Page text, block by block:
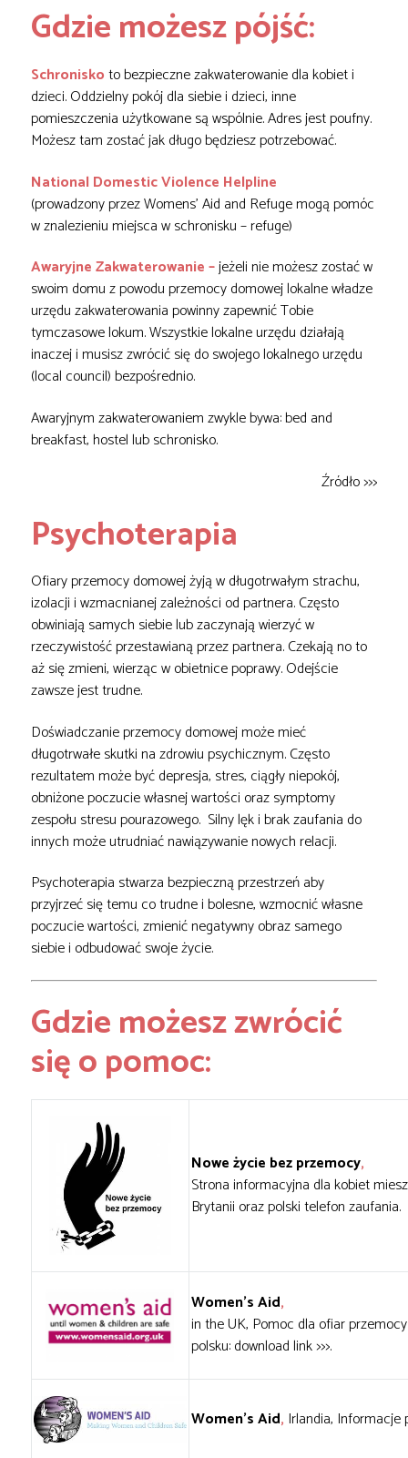
Gdzie możesz pójść:
Schroniskoto bezpieczne zakwaterowanie dla kobiet i
dzieci. Oddzielny pokój dla siebie i dzieci, inne
pomieszczenia użytkowane są wspólnie. Adres jest poufny.
Możesz tam zostać jak długo będziesz potrzebować.
National Domestic Violence Helpline
(prowadzony przez Womens’ Aid and Refuge mogą pomóc
w znalezieniu miejsca w schronisku – refuge)
Awaryjne Zakwaterowanie –jeżeli nie możesz zostać w
swoim domu z powodu przemocy domowej lokalne władze
urzędu zakwaterowania powinny zapewnić Tobie
tymczasowe lokum. Wszystkie lokalne urzędu działają
inaczej i musisz zwrócić się do swojego lokalnego urzędu
(local council) bezpośrednio.
Awaryjnym zakwaterowaniem zwykle bywa: bed and
breakfast, hostel lub schronisko.
Źródło >>>
Psychoterapia
Ofiary przemocy domowej żyją w długotrwałym strachu,
izolacji i wzmacnianej zależności od partnera. Często
obwiniają samych siebie lub zaczynają wierzyć w
rzeczywistość przestawianą przez partnera. Czekają no to
aż się zmieni, wierząc w obietnice poprawy. Odejście
zawsze jest trudne.
Doświadczanie przemocy domowej może mieć
długotrwałe skutki na zdrowiu psychicznym. Często
rezultatem może być depresja, stres, ciągły niepokój,
obniżone poczucie własnej wartości oraz symptomy
zespołu stresu pourazowego. Silny lęk i brak zaufania do
innych może utrudniać nawiązywanie nowych relacji.
Psychoterapia stwarza bezpieczną przestrzeń aby
przyjrzeć się temu co trudne i bolesne, wzmocnić własne
poczucie wartości, zmienić negatywny obraz samego
siebie i odbudować swoje życie.
Gdzie możesz zwrócić
się o pomoc:
Nowe życie bez przemocy,
Strona informacyjna dla kobiet
Brytanii oraz polski telefon zaufania.
Women’s Aid,
in the UK, Pomoc dla ofiar
polsku:download link >>>.
Women’s Aid, Irlandia, Informacje